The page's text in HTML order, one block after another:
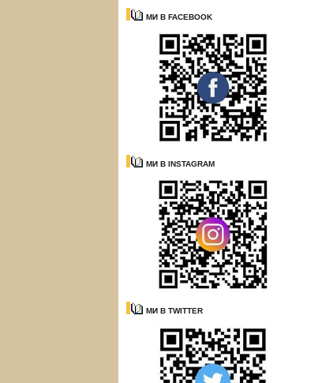
МИ В FACEBOOK
МИ В INSTAGRAM
МИ В TWITTER